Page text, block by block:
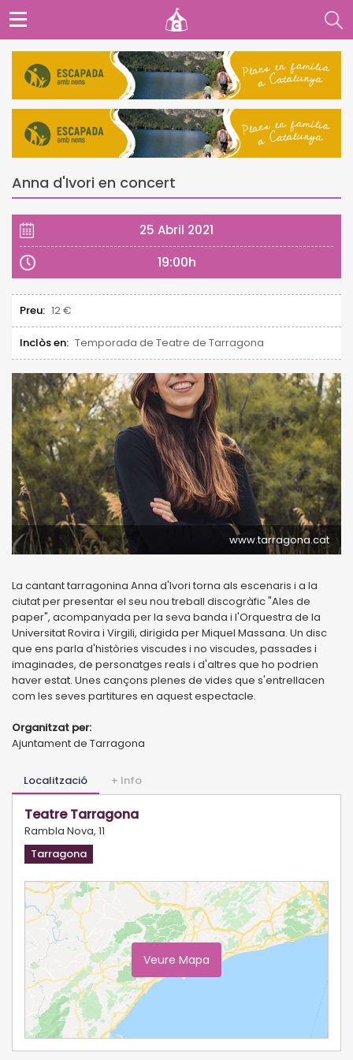
Anna d'Ivori en concert
25 Abril 2021
19:00h
Preu: 12 €
Inclòs en: Temporada de Teatre de Tarragona
www.tarragona.cat
La cantant tarragonina Anna d'Ivori torna als escenaris i a la
ciutat per presentar el seu nou treball discogràfic "Ales de
paper", acompanyada per la seva banda i l'Orquestra de la
Universitat Rovira i Virgili, dirigida per Miquel Massana. Un disc
que ens parla d'històries viscudes i no viscudes, passades i
imaginades, de personatges reals i d'altres que ho podrien
haver estat. Unes cançons plenes de vides que s'entrellacen
com les seves partitures en aquest espectacle.
Organitzat per:
Ajuntament de Tarragona
Localització + Info
Teatre Tarragona
Rambla Nova, 11
Tarragona
Veure Mapa